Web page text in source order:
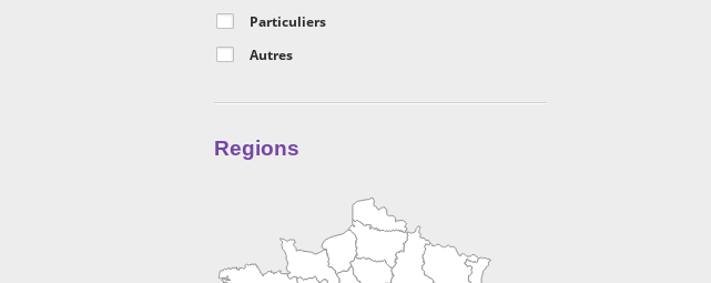
Particuliers
Autres
Regions